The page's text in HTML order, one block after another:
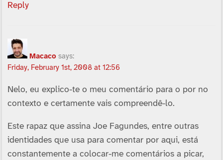
Reply
Macaco says:
Friday, February 1st, 2008 at 12:56
Nelo, eu explico-te o meu comentário para o por no
contexto e certamente vais compreendê-lo.
Este rapaz que assina Joe Fagundes, entre outras
identidades que usa para comentar por aqui, está
constantemente a colocar-me comentários a picar,